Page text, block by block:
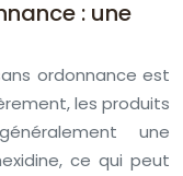
: une
ordonnance est
les produits
une
ce qui peut